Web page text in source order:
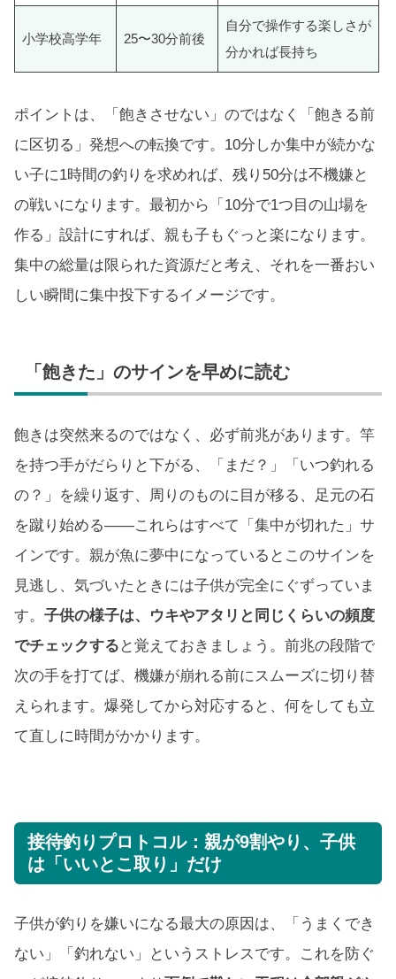
小学校高学年 25〜30分前後
自分で操作する楽しさが
分かれば長持ち
ポイントは、「飽きさせない」のではなく「飽きる前
に区切る」発想への転換です。10分しか集中が続かな
い子に1時間の釣りを求めれば、残り50分は不機嫌と
の戦いになります。最初から「10分で1つ目の山場を
作る」設計にすれば、親も子もぐっと楽になります。
集中の総量は限られた資源だと考え、それを一番おい
しい瞬間に集中投下するイメージです。
「飽きた」のサインを早めに読む
飽きは突然来るのではなく、必ず前兆があります。竿
を持つ手がだらりと下がる、「まだ？」「いつ釣れる
の？」を繰り返す、周りのものに目が移る、足元の石
を蹴り始める——これらはすべて「集中が切れた」サ
インです。親が魚に夢中になっているとこのサインを
見逃し、気づいたときには子供が完全にぐずっていま
す。 子供の様子は、ウキやアタリと同じくらいの頻度
でチェックする と覚えておきましょう。前兆の段階で
次の手を打てば、機嫌が崩れる前にスムーズに切り替
えられます。爆発してから対応すると、何をしても立
て直しに時間がかかります。
接待釣りプロトコル：親が9割やり、子供
は「いいとこ取り」だけ
子供が釣りを嫌いになる最大の原因は、「うまくでき
ない」「釣れない」というストレスです。これを防ぐ